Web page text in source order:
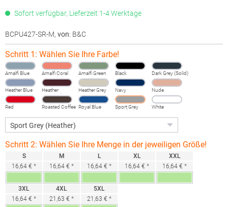
Sofort verfügbar, Lieferzeit 1-4 Werktage
BCPU427-SR-M, von: B&C
Schritt 1: Wählen Sie Ihre Farbe!
Amalfi Blue Amalfi Coral Amalfi Green Black Dark Grey (Solid)
Heather Blue
Heather
Burgundy
Heather Grey
Fog
Navy Nude
Red Roasted Coffee Royal Blue
Sport Grey
(Heather)
White
Schritt 2: Wählen Sie Ihre Menge in der jeweiligen Größe!
S
16,64 € *
M
16,64 € *
L
16,64 € *
XL
16,64 € *
XXL
16,64 € *
3XL
16,64 € *
4XL
21,63 € *
5XL
21,63 € *